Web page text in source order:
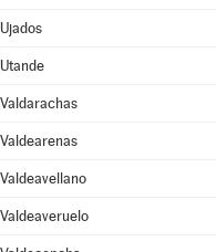
Ujados
Utande
Valdarachas
Valdearenas
Valdeavellano
Valdeaveruelo